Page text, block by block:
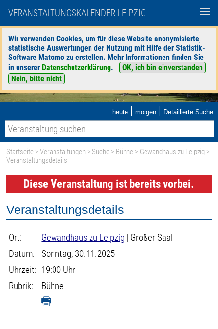
VERANSTALTUNGSKALENDER LEIPZIG
Wir verwenden Cookies, um für diese Website anonymisierte,
statistische Auswertungen der Nutzung mit Hilfe der Statistik-
Software Matomo zu erstellen. Mehr Informationen finden Sie
in unserer Datenschutzerklärung.
OK, ich bin einverstanden
Nein, bitte nicht
heute | morgen | Detaillierte Suche
Startseite >Veranstaltungen > Suche > Bühne > Gewandhaus zu Leipzig >
Veranstaltungsdetails
Diese Veranstaltung ist bereits vorbei.
Veranstaltungsdetails
Ort: Gewandhaus zu Leipzig | Großer Saal
Datum:
Sonntag, 30.11.2025
Uhrzeit: 19:00 Uhr
Rubrik:
Bühne
|